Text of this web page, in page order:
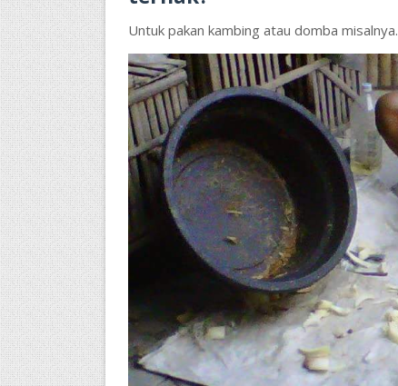
Untuk pakan kambing atau domba misalnya.